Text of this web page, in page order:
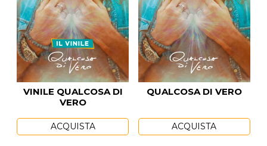
VINILE QUALCOSA DI
VERO
ACQUISTA
QUALCOSA DI VERO
ACQUISTA